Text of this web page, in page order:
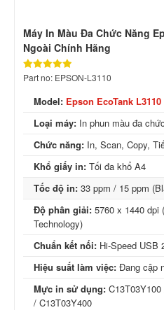
Máy In Màu Đa Chức Năng
Ngoài Chính Hãng
Part no: EPSON-L3110
Model: Epson EcoTank L3110
Loại máy: In phun màu đa
Chức năng: In, Scan, Copy,
Khổ giấy in: Tối đa khổ A4
Tốc độ in: 33 ppm / 15 ppm
Độ phân giải: 5760 x 1440 dpi
Technology)
Chuẩn kết nối: Hi-Speed USB
Hiệu suất làm việc: Đang cập
Mực in sử dụng:
/ C13T03Y400